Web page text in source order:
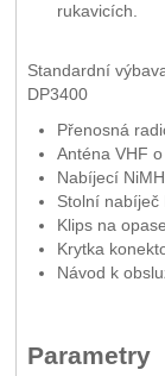
rukavicích.
Standardní
DP3400
Přenosná
Anténa VHF
Nabíjecí
Stolní nabíječ
Klips na
Krytka
Návod k
Parametry